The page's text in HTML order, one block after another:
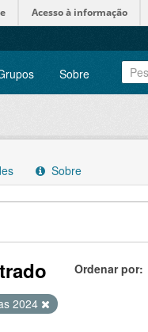
Acesso à informação
Sobre
Sobre
Ordenar por
2024